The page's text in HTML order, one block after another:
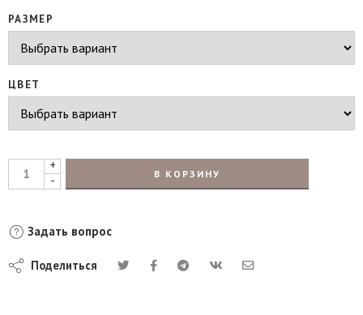
РАЗМЕР
ЦВЕТ
+
-
В КОРЗИНУ
Задать вопрос
Поделиться